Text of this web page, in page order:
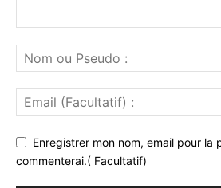
Enregistrer mon nom, email pour la
commenterai.( Facultatif)